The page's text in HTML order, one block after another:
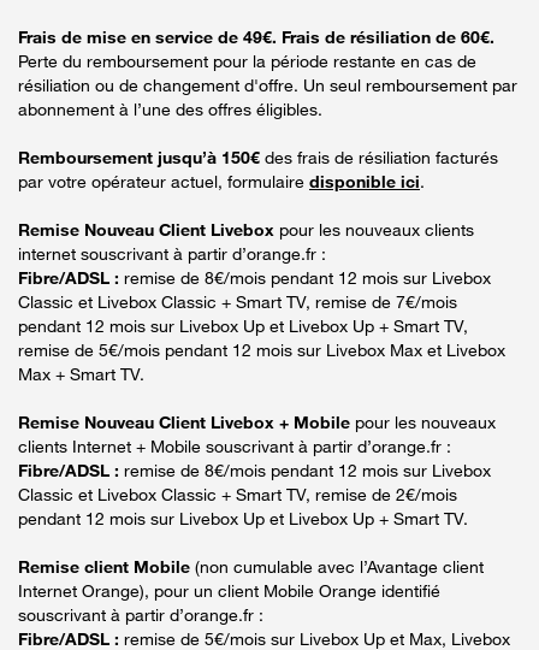
Frais de mise en service de 49€. Frais de résiliation de 60€.
Perte du remboursement pour la période restante en cas de
résiliation ou de changement d'offre. Un seul remboursement par
abonnement à l’une des offres éligibles.
Remboursement jusqu’à 150€ des frais de résiliation facturés
par votre opérateur actuel, formulaire disponible ici.
Remise Nouveau Client Livebox pour les nouveaux clients
internet souscrivant à partir d’orange.fr :
Fibre/ADSL : remise de 8€/mois pendant 12 mois sur Livebox
Classic et Livebox Classic + Smart TV, remise de 7€/mois
pendant 12 mois sur Livebox Up et Livebox Up + Smart TV,
remise de 5€/mois pendant 12 mois sur Livebox Max et Livebox
Max + Smart TV.
Remise Nouveau Client Livebox + Mobile pour les nouveaux
clients Internet + Mobile souscrivant à partir d’orange.fr :
Fibre/ADSL : remise de 8€/mois pendant 12 mois sur Livebox
Classic et Livebox Classic + Smart TV, remise de 2€/mois
pendant 12 mois sur Livebox Up et Livebox Up + Smart TV.
Remise client Mobile (non cumulable avec l’Avantage client
Internet Orange), pour un client Mobile Orange identifié
souscrivant à partir d’orange.fr :
Fibre/ADSL : remise de 5€/mois sur Livebox Up et Max, Livebox